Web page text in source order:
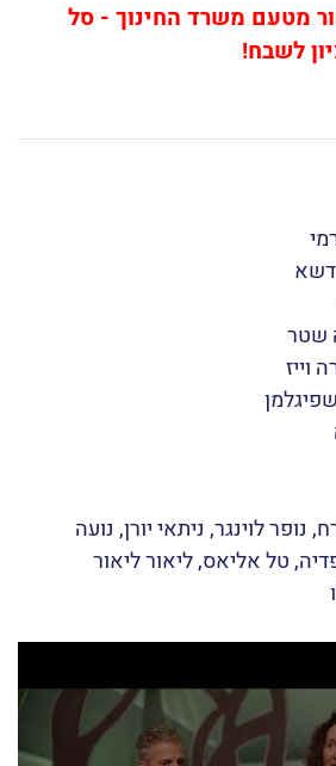
מטעם משרד החינוך - סל
לשבח!
דשא
שטר
וייז
נופר לוינגר, ניתאי יורן, נועה
טל אליאס, ליאור ליאור